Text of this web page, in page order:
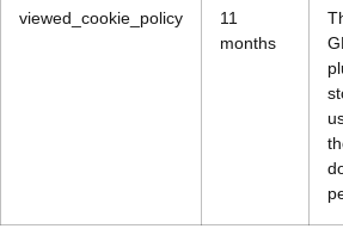
viewed_cookie_policy
11
months